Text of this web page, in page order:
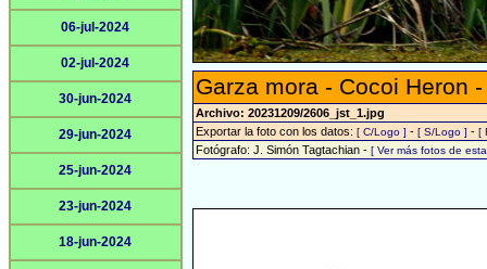
06-jul-2024
02-jul-2024
30-jun-2024
29-jun-2024
25-jun-2024
23-jun-2024
18-jun-2024
Garza mora - Cocoi Heron
Archivo: 20231209/2606_jst_1.jpg
Exportar la foto con los datos: [ C/Logo ] - [ S/Logo ] - [
Fotógrafo: J. Simón Tagtachian - [ Ver más fotos de